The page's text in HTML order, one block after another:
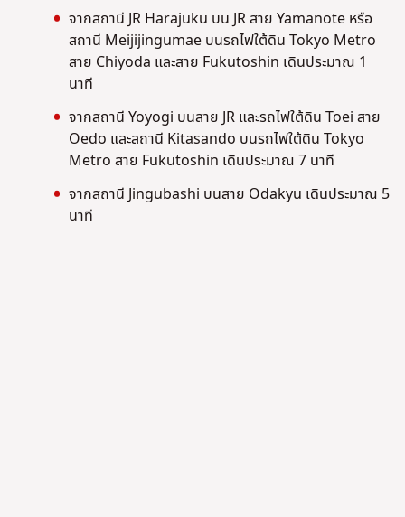
จากสถานี JR Harajuku บน JR สาย Yamanote หรือ
สถานี Meijijingumaeบนรถไฟใต้ดิน Tokyo Metro
สาย Chiyoda และสาย Fukutoshin เดินประมาณ 1
นาที
จากสถานี Yoyogi บนสาย JR และรถไฟใต้ดิน Toei สาย
Oedo และสถานี Kitasando บนรถไฟใต้ดิน Tokyo
Metro สาย Fukutoshin เดินประมาณ 7 นาที
จากสถานี Jingubashi บนสาย Odakyu เดินประมาณ 5
นาที